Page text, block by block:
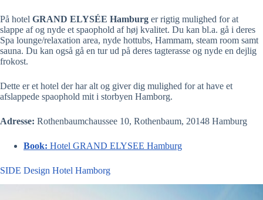
På hotel GRAND ELYSÉE Hamburg er rigtig mulighed for at
slappe af og nyde et spaophold af høj kvalitet. Du kan bl.a. gå i deres
Spa lounge/relaxation area, nyde hottubs, Hammam, steam room samt
sauna. Du kan også gå en tur ud på deres tagterasse og nyde en dejlig
frokost.
Dette er et hotel der har alt og giver dig mulighed for at have et
afslappede spaophold mit i storbyen Hamborg.
Adresse: Rothenbaumchaussee 10, Rothenbaum, 20148 Hamburg
Book: Hotel GRAND ELYSEE Hamburg
SIDE Design Hotel Hamborg